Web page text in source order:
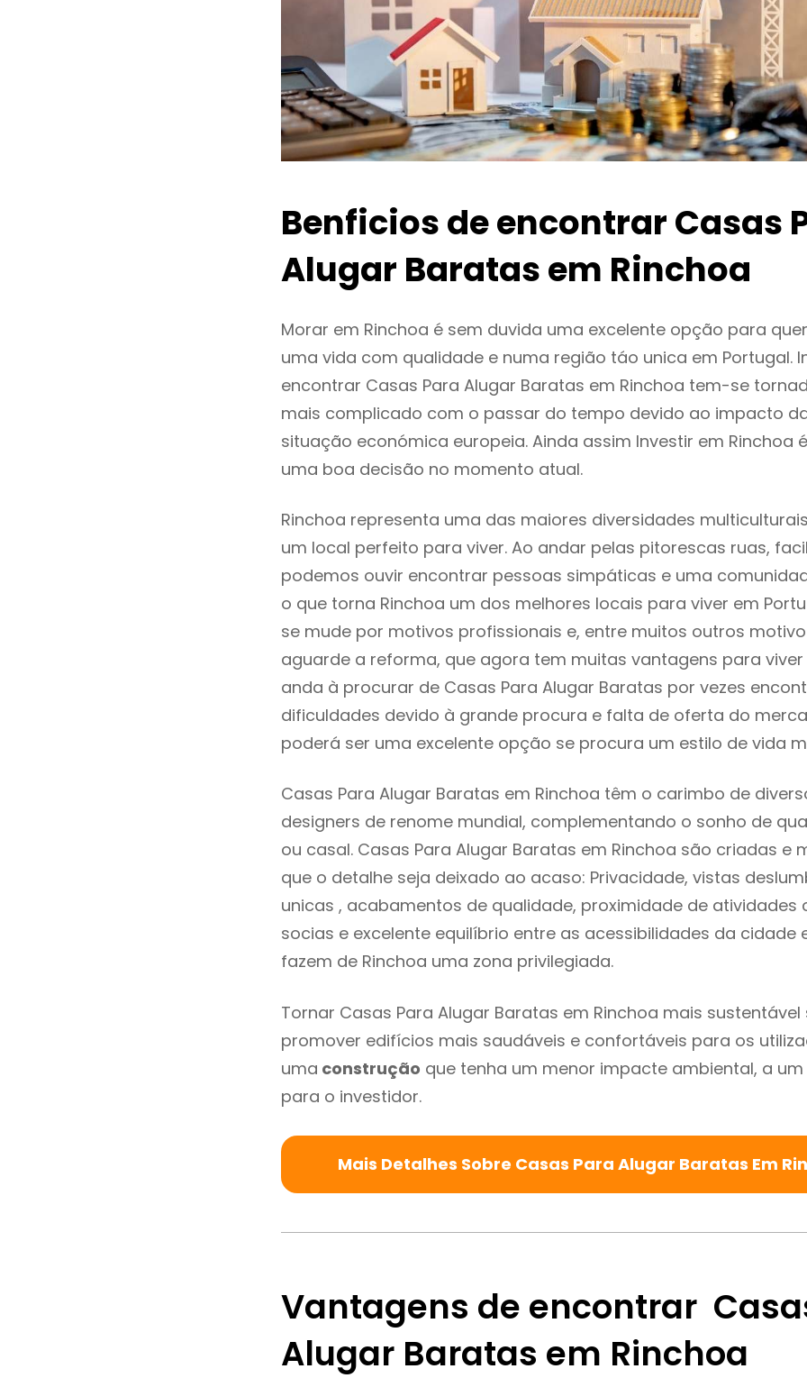
Benficios de encontrar Casas
Alugar Baratas em Rinchoa
Morar em Rinchoa é sem duvida uma excelente opção para
uma vida com qualidade e numa região táo unica em Portugal.
encontrar Casas Para Alugar Baratas em Rinchoa tem-se
mais complicado com o passar do tempo devido ao impacto
situação económica europeia. Ainda assim Investir em Rinchoa
uma boa decisão no momento atual.
Rinchoa representa uma das maiores diversidades
um local perfeito para viver. Ao andar pelas pitorescas ruas,
podemos ouvir encontrar pessoas simpáticas e uma
o que torna Rinchoa um dos melhores locais para viver em
se mude por motivos profissionais e, entre muitos outros
aguarde a reforma, que agora tem muitas vantagens para viver
anda à procurar de Casas Para Alugar Baratas por vezes
dificuldades devido à grande procura e falta de oferta do
poderá ser uma excelente opção se procura um estilo de vida
Casas Para Alugar Baratas em Rinchoa têm o carimbo de
designers de renome mundial, complementando o sonho de
ou casal. Casas Para Alugar Baratas em Rinchoa são criadas e
que o detalhe seja deixado ao acaso: Privacidade, vistas
unicas , acabamentos de qualidade, proximidade de atividades
socias e excelente equilíbrio entre as acessibilidades da cidade
fazem de Rinchoa uma zona privilegiada.
Tornar Casas Para Alugar Baratas em Rinchoa mais
promover edifícios mais saudáveis e confortáveis para os
uma construção que tenha um menor impacte ambiental, a
para o investidor.
Mais Detalhes Sobre Casas Para Alugar Baratas Em
Vantagens de encontrar
Alugar Baratas em Rinchoa